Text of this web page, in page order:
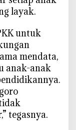
layak.
untuk
mendata,
anak-anak
tegasnya.